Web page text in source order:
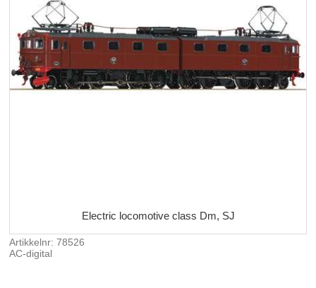
Electric locomotive class Dm, SJ
Artikkelnr: 78526
AC-digital